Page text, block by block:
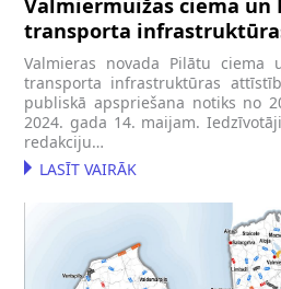
Valmiermuižas ciema un
transporta
publiskā apspriešana
Valmieras novada Pilātu ciema
transporta infrastruktūras
publiskā apspriešana notiks no
2024. gada 14. maijam.
redakciju…
LASĪT VAIRĀK